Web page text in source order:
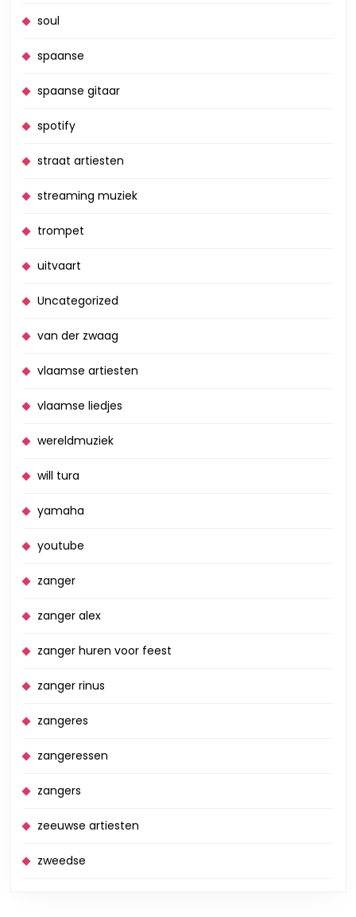
soul
spaanse
spaanse gitaar
spotify
straat artiesten
streaming muziek
trompet
uitvaart
Uncategorized
van der zwaag
vlaamse artiesten
vlaamse liedjes
wereldmuziek
will tura
yamaha
youtube
zanger
zanger alex
zanger huren voor feest
zanger rinus
zangeres
zangeressen
zangers
zeeuwse artiesten
zweedse